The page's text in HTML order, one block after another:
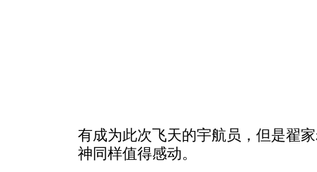
有成为此次飞天的宇航员，但是翟
神同样值得感动。